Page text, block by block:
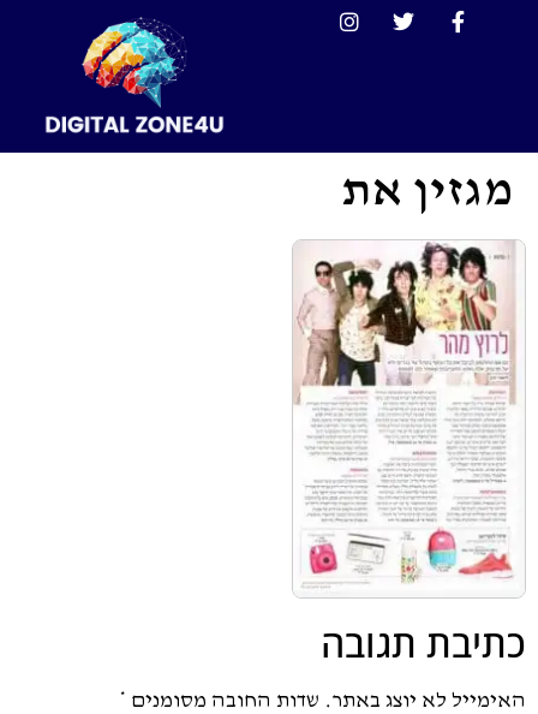
מגזין את
כתיבת תגובה
האימייל לא יוצג באתר. שדות החובה מסומנים *